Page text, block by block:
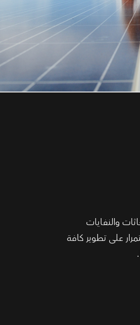
والنفايات
على تطوير كافة